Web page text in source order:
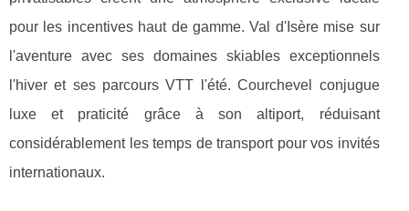
pour les incentives haut de gamme. Val d'Isère mise sur
l'aventure avec ses domaines skiables exceptionnels
l'hiver et ses parcours VTT l'été. Courchevel conjugue
luxe et praticité grâce à son altiport, réduisant
considérablement les temps de transport pour vos invités
internationaux.